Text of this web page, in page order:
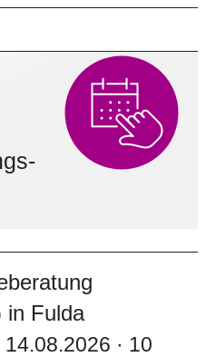
in Fulda
· 10